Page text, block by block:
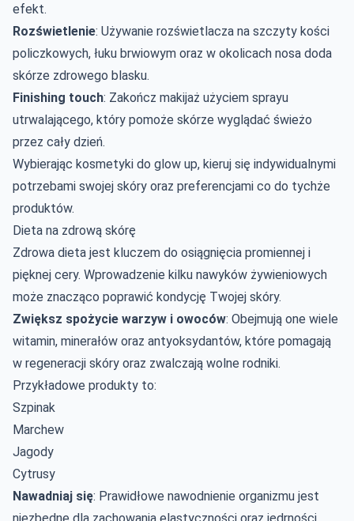
efekt.
Rozświetlenie: Używanie rozświetlacza na szczyty kości
policzkowych, łuku brwiowym oraz w okolicach nosa doda
skórze zdrowego blasku.
Finishing touch: Zakończ makijaż użyciem sprayu
utrwalającego, który pomoże skórze wyglądać świeżo
przez cały dzień.
Wybierając kosmetyki do glow up, kieruj się indywidualnymi
potrzebami swojej skóry oraz preferencjami co do tychże
produktów.
Dieta na zdrową skórę
Zdrowa dieta jest kluczem do osiągnięcia promiennej i
pięknej cery. Wprowadzenie kilku nawyków żywieniowych
może znacząco poprawić kondycję Twojej skóry.
Zwiększ spożycie warzyw i owoców: Obejmują one wiele
witamin, minerałów oraz antyoksydantów, które pomagają
w regeneracji skóry oraz zwalczają wolne rodniki.
Przykładowe produkty to:
Szpinak
Marchew
Jagody
Cytrusy
Nawadniaj się: Prawidłowe nawodnienie organizmu jest
niezbędne dla zachowania elastyczności oraz jędrności